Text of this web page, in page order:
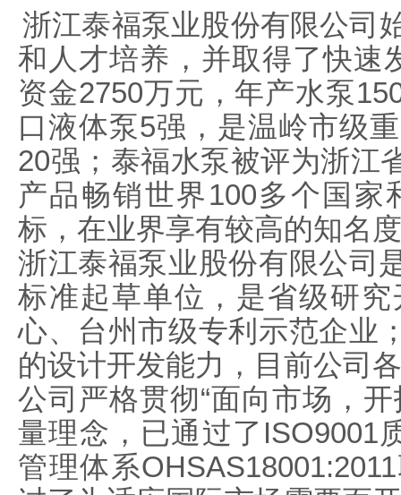
浙江泰福泵业股份有限公司
和人才培养，并取得了快速
资金2750万元，年产水泵
口液体泵5强，是温岭市级
20强；泰福水泵被评为浙江
产品畅销世界100多个国
标，在业界享有较高的知名
浙江泰福泵业股份有限公司
标准起草单位，是省级研
心、台州市级专利示范企业
的设计开发能力，目前公司
公司严格贯彻“面向市场，
量理念，已通过了ISO9001
管理体系